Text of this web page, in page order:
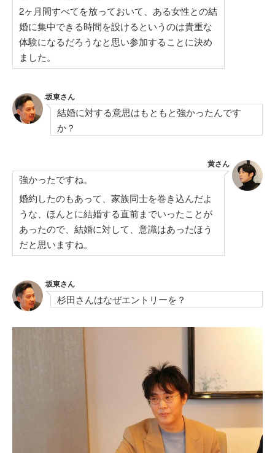
2ヶ月間すべてを放っておいて、ある女性との結
婚に集中できる時間を設けるというのは貴重な
体験になるだろうなと思い参加することに決め
ました。
坂東さん
結婚に対する意思はもともと強かったんです
か？
黄さん
強かったですね。
婚約したのもあって、家族同士を巻き込んだよ
うな、ほんとに結婚する直前までいったことが
あったので、結婚に対して、意識はあったほう
だと思いますね。
坂東さん
杉田さんはなぜエントリーを？